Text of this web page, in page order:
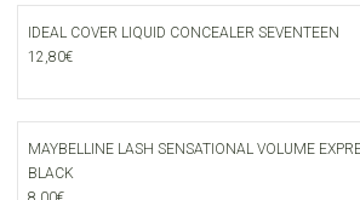
IDEAL COVER LIQUID CONCEALER SEVENTEEN
12,80€
MAYBELLINE LASH SENSATIONAL VOLUME
BLACK